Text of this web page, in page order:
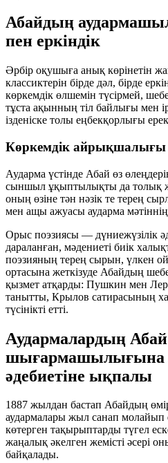
Абайдың
пен еркіндік
Әрбір оқушыға анық көрінетін
классиктерін бірде дәл, бірде
көркемдік өлшемін түсірмей,
тұста ақынның тіл байлығы мен
ізденіске толы еңбекқорлығы
Көркемдік айрықшалығы
Аударма үстінде Абай өз
сыншыл ұқыптылықты да толық
оның өзіне тән нәзік те терең
мен ащы ажуасы аударма
Орыс поэзиясы — дүниежүзілік
дараланған, мәдениеті биік
поэзияның терең сырын, үлкен
ортасына жеткізуде Абайдың
қызмет атқарды: Пушкин мен
танытты, Крылов сатирасының
түсінікті етті.
Аудармалардың Абай
шығармашылығына
әдебиетіне ықпалы
1887 жылдан бастап Абайдың
аудармалары жыл санап молайып
көтерген тақырыптарды түгел
жаңалық әкелген жемісті әсері
байқалады.